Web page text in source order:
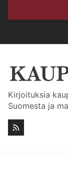
Kirjoituksia
Suomesta ja